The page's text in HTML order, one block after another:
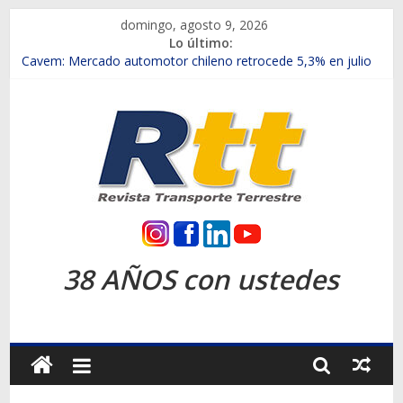
contenido
domingo, agosto 9, 2026
Lo último:
Chile es el primer mercado internacional en lanzar la nueva
Salfa suma vehículos electrificados de Chevrolet en el Biobío
Samex amplía su red con nuevas sucursales en Rancagua y
SINOTRUK Pick-ups presentó la recién estrenada Bolden en
la Expo Compras Públicas 2026
Revista
Transporte
Terrestre
38 AÑOS con ustedes